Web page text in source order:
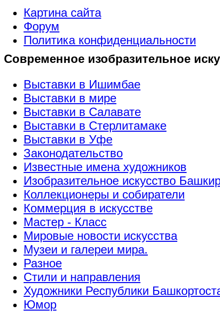
Картина сайта
Форум
Политика конфиденциальности
Современное изобразительное
Выставки в Ишимбае
Выставки в мире
Выставки в Салавате
Выставки в Стерлитамаке
Выставки в Уфе
Законодательство
Известные имена художников
Изобразительное искусство
Коллекционеры и собиратели
Коммерция в искусстве
Мастер - Класс
Мировые новости искусства
Музеи и галереи мира.
Разное
Стили и направления
Художники Республики
Юмор